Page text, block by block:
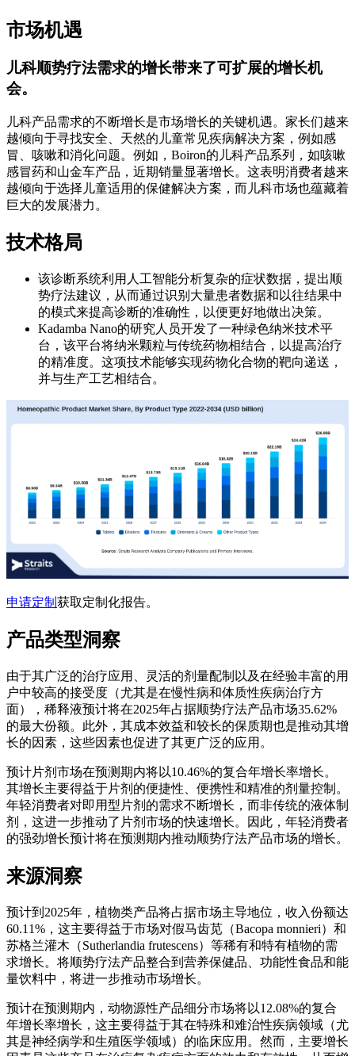
市场机遇
儿科顺势疗法需求的增长带来了可扩展的增长机
会。
儿科产品需求的不断增长是市场增长的关键机遇。家长们越来
越倾向于寻找安全、天然的儿童常见疾病解决方案，例如感
冒、咳嗽和消化问题。例如，Boiron的儿科产品系列，如咳嗽
感冒药和山金车产品，近期销量显著增长。这表明消费者越来
越倾向于选择儿童适用的保健解决方案，而儿科市场也蕴藏着
巨大的发展潜力。
技术格局
该诊断系统利用人工智能分析复杂的症状数据，提出顺
势疗法建议，从而通过识别大量患者数据和以往结果中
的模式来提高诊断的准确性，以便更好地做出决策。
Kadamba Nano的研究人员开发了一种绿色纳米技术平
台，该平台将纳米颗粒与传统药物相结合，以提高治疗
的精准度。这项技术能够实现药物化合物的靶向递送，
并与生产工艺相结合。
申请定制 获取定制化报告。
产品类型洞察
由于其广泛的治疗应用、灵活的剂量配制以及在经验丰富的用
户中较高的接受度（尤其是在慢性病和体质性疾病治疗方
面），稀释液预计将在2025年占据顺势疗法产品市场35.62%
的最大份额。此外，其成本效益和较长的保质期也是推动其增
长的因素，这些因素也促进了其更广泛的应用。
预计片剂市场在预测期内将以10.46%的复合年增长率增长。
其增长主要得益于片剂的便捷性、便携性和精准的剂量控制。
年轻消费者对即用型片剂的需求不断增长，而非传统的液体制
剂，这进一步推动了片剂市场的快速增长。因此，年轻消费者
的强劲增长预计将在预测期内推动顺势疗法产品市场的增长。
来源洞察
预计到2025年，植物类产品将占据市场主导地位，收入份额达
60.11%，这主要得益于市场对假马齿苋（Bacopa monnieri）和
苏格兰灌木（Sutherlandia frutescens）等稀有和特有植物的需
求增长。将顺势疗法产品整合到营养保健品、功能性食品和能
量饮料中，将进一步推动市场增长。
预计在预测期内，动物源性产品细分市场将以12.08%的复合
年增长率增长，这主要得益于其在特殊和难治性疾病领域（尤
其是神经病学和生殖医学领域）的临床应用。然而，主要增长